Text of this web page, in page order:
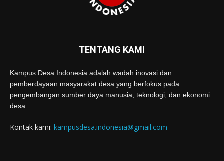
TENTANG KAMI
Kampus Desa Indonesia adalah wadah inovasi dan
pemberdayaan masyarakat desa yang berfokus pada
pengembangan sumber daya manusia, teknologi, dan ekonomi
desa.
Kontak kami: kampusdesa.indonesia@gmail.com